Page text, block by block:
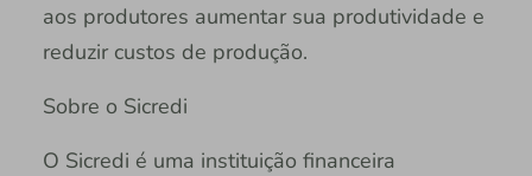
aos produtores aumentar sua produtividade e
reduzir custos de produção.
Sobre o Sicredi
O Sicredi é uma instituição financeira